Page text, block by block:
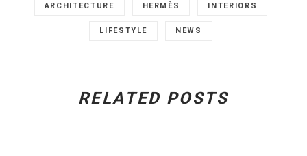
ARCHITECTURE HERMÈS INTERIORS
LIFESTYLE NEWS
RELATED POSTS